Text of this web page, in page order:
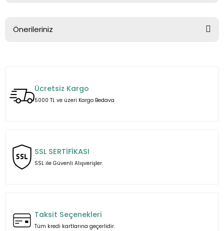
Önerileriniz
Görüş ve önerileriniz için teşekkür ederiz.
Ürün fiyatı diğer sitelerden daha pahalı.
Bu ürüne benzer farklı alternatifler olmalı.
Ücretsiz Kargo
5000 TL ve üzeri Kargo Bedava
SSL SERTİFİKASI
SSL ile Güvenli Alışverişler.
Taksit Seçenekleri
Tüm kredi kartlarına geçerlidir.